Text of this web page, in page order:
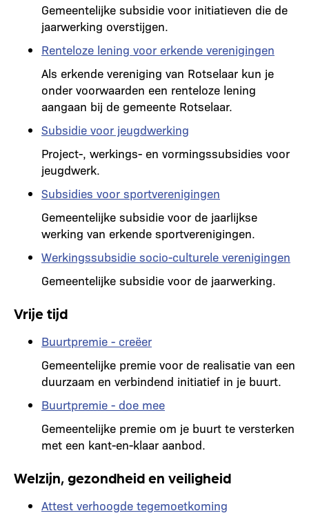
Gemeentelijke subsidie voor initiatieven die de
jaarwerking overstijgen.
Renteloze lening voor erkende verenigingen
Als erkende vereniging van Rotselaar kun je
onder voorwaarden een renteloze lening
aangaan bij de gemeente Rotselaar.
Subsidie voor jeugdwerking
Project-, werkings- en vormingssubsidies voor
jeugdwerk.
Subsidies voor sportverenigingen
Gemeentelijke subsidie voor de jaarlijkse
werking van erkende sportverenigingen.
Werkingssubsidie socio-culturele verenigingen
Gemeentelijke subsidie voor de jaarwerking.
Vrije tijd
Buurtpremie - creëer
Gemeentelijke premie voor de realisatie van een
duurzaam en verbindend initiatief in je buurt.
Buurtpremie - doe mee
Gemeentelijke premie om je buurt te versterken
met een kant-en-klaar aanbod.
Welzijn, gezondheid en veiligheid
Attest verhoogde tegemoetkoming